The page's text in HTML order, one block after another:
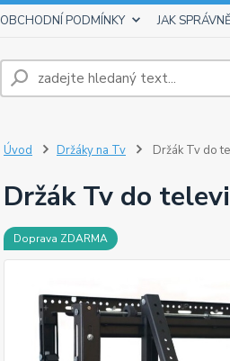
OBCHODNÍ PODMÍNKY JAK
Úvod Držáky na Tv Držák Tv do
Držák Tv do
Doprava ZDARMA